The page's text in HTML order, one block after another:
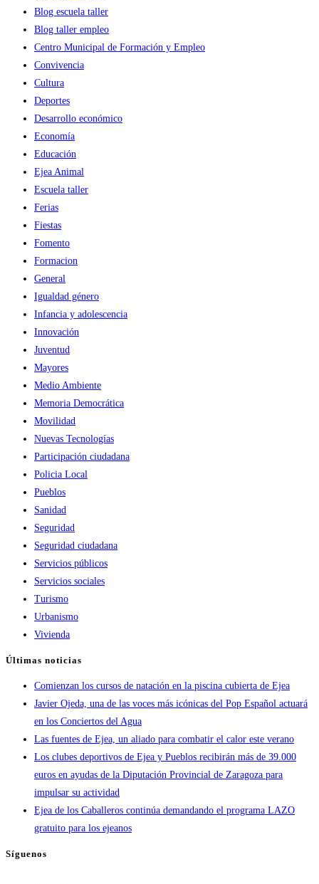
Blog escuela taller
Blog taller empleo
Centro Municipal de Formación y Empleo
Convivencia
Cultura
Deportes
Desarrollo económico
Economía
Educación
Ejea Animal
Escuela taller
Ferias
Fiestas
Fomento
Formacion
General
Igualdad género
Infancia y adolescencia
Innovación
Juventud
Mayores
Medio Ambiente
Memoria Democrática
Movilidad
Nuevas Tecnologías
Participación ciudadana
Policia Local
Pueblos
Sanidad
Seguridad
Seguridad ciudadana
Servicios públicos
Servicios sociales
Turismo
Urbanismo
Vivienda
Últimas noticias
Comienzan los cursos de natación en la piscina cubierta de Ejea
Javier Ojeda, una de las voces más icónicas del Pop Español actuará
en los Conciertos del Agua
Las fuentes de Ejea, un aliado para combatir el calor este verano
Los clubes deportivos de Ejea y Pueblos recibirán más de 39.000
euros en ayudas de la Diputación Provincial de Zaragoza para
impulsar su actividad
Ejea de los Caballeros continúa demandando el programa LAZO
gratuito para los ejeanos
Síguenos